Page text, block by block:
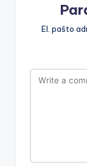
El. pašto